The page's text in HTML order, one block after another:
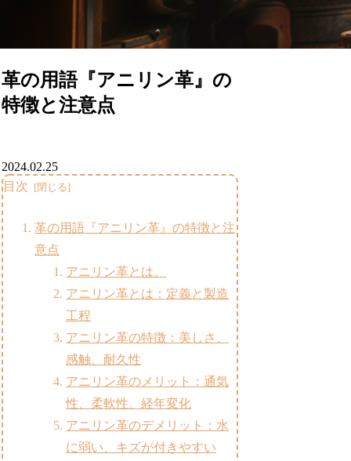
革の用語『アニリン革』の
特徴と注意点
2024.02.25
目次
革の用語『アニリン革』の特徴と注
意点
アニリン革とは。
アニリン革とは：定義と製造
工程
アニリン革の特徴：美しさ、
感触、耐久性
アニリン革のメリット：通気
性、柔軟性、経年変化
アニリン革のデメリット：水
に弱い、キズが付きやすい